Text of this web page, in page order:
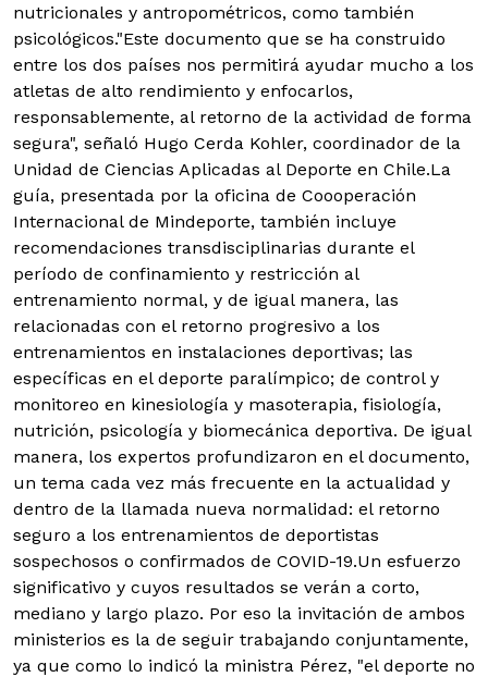
nutricionales y antropométricos, como también
psicológicos."Este documento que se ha construido
entre los dos países nos permitirá ayudar mucho a los
atletas de alto rendimiento y enfocarlos,
responsablemente, al retorno de la actividad de forma
segura", señaló Hugo Cerda Kohler, coordinador de la
Unidad de Ciencias Aplicadas al Deporte en Chile.La
guía, presentada por la oficina de Coooperación
Internacional de Mindeporte, también incluye
recomendaciones transdisciplinarias durante el
período de confinamiento y restricción al
entrenamiento normal, y de igual manera, las
relacionadas con el retorno progresivo a los
entrenamientos en instalaciones deportivas; las
específicas en el deporte paralímpico; de control y
monitoreo en kinesiología y masoterapia, fisiología,
nutrición, psicología y biomecánica deportiva. De igual
manera, los expertos profundizaron en el documento,
un tema cada vez más frecuente en la actualidad y
dentro de la llamada nueva normalidad: el retorno
seguro a los entrenamientos de deportistas
sospechosos o confirmados de COVID-19.Un esfuerzo
significativo y cuyos resultados se verán a corto,
mediano y largo plazo. Por eso la invitación de ambos
ministerios es la de seguir trabajando conjuntamente,
ya que como lo indicó la ministra Pérez, "el deporte no